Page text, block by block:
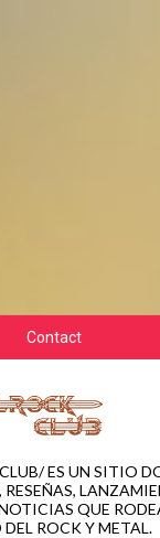
Contact
ES UN SITIO
QUE
ROCK Y METAL.